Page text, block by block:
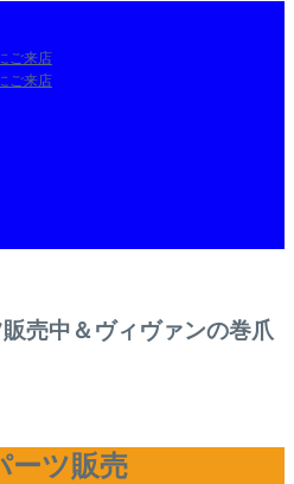
ご来店
ご来店
売中＆ヴィヴァンの巻爪
ーツ販売